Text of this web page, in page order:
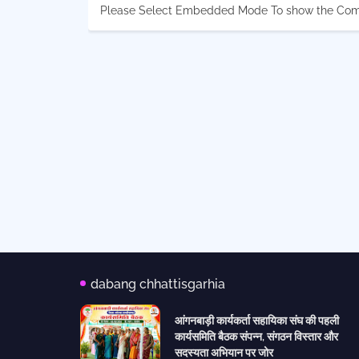
Please Select Embedded Mode To show the
dabang chhattisgarhia
आंगनबाड़ी कार्यकर्ता सहायिका संघ की पहली
कार्यसमिति बैठक संपन्न, संगठन विस्तार और
सदस्यता अभियान पर जोर